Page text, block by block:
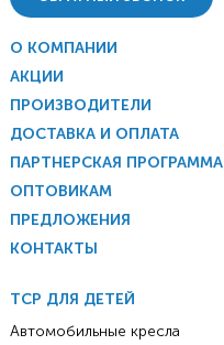
О КОМПАНИИ
АКЦИИ
ПРОИЗВОДИТЕЛИ
ДОСТАВКА И ОПЛАТА
ПАРТНЕРСКАЯ ПРОГРАММА
ОПТОВИКАМ
ПРЕДЛОЖЕНИЯ
КОНТАКТЫ
ТСР ДЛЯ ДЕТЕЙ
Автомобильные кресла